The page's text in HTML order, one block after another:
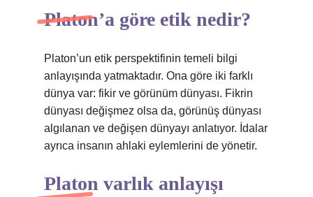
Platon’a göre etik nedir?
Platon’un etik perspektifinin temeli bilgi
anlayışında yatmaktadır. Ona göre iki farklı
dünya var: fikir ve görünüm dünyası. Fikrin
dünyası değişmez olsa da, görünüş dünyası
algılanan ve değişen dünyayı anlatıyor. İdalar
ayrıca insanın ahlaki eylemlerini de yönetir.
Platon varlık anlayışı